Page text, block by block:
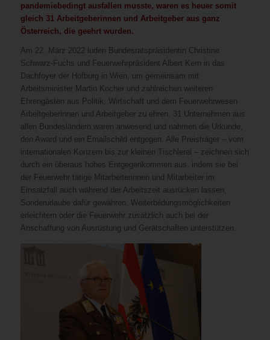
pandemiebedingt ausfallen musste, waren es heuer somit
gleich 31 Arbeitgeberinnen und Arbeitgeber aus ganz
Österreich, die geehrt wurden.
Am 22. März 2022 luden Bundesratspräsidentin Christine
Schwarz-Fuchs und Feuerwehrpräsident Albert Kern in das
Dachfoyer der Hofburg in Wien, um gemeinsam mit
Arbeitsminister Martin Kocher und zahlreichen weiteren
Ehrengästen aus Politik, Wirtschaft und dem Feuerwehrwesen
Arbeitgeberinnen und Arbeitgeber zu ehren. 31 Unternehmen aus
allen Bundesländern waren anwesend und nahmen die Urkunde,
den Award und ein Emailschild entgegen. Alle Preisträger – vom
internationalen Konzern bis zur kleinen Tischlerei – zeichnen sich
durch ein überaus hohes Entgegenkommen aus, indem sie bei
der Feuerwehr tätige Mitarbeiterinnen und Mitarbeiter im
Einsatzfall auch während der Arbeitszeit ausrücken lassen,
Sonderurlaube dafür gewähren, Weiterbildungsmöglichkeiten
erleichtern oder die Feuerwehr zusätzlich auch bei der
Anschaffung von Ausrüstung und Gerätschaften unterstützen.